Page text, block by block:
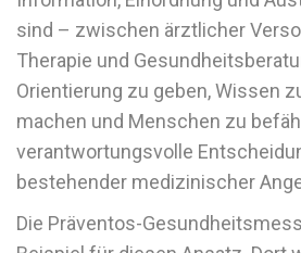
sind – zwischen ärztlicher
Therapie und
Orientierung zu geben, Wissen
machen und Menschen zu
verantwortungsvolle
bestehender medizinischer
Die Präventos-